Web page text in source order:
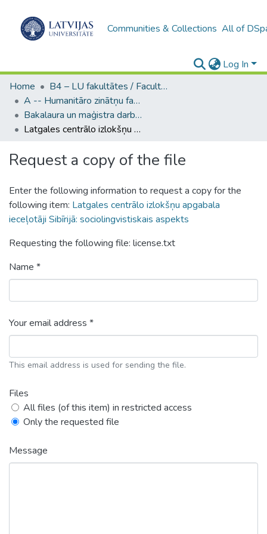
Communities & Collections All of
Log In
Home
B4 – LU fakultātes / Faculties of the UL
A -- Humanitāro zinātņu fakultāte / Faculty of Humanities
Bakalaura un maģistra darbi (HZF) / Bachelor's and Master's theses
Latgales centrālo izlokšņu apgabala ieceļotāji Sibīrijā: sociolingvistiskais aspekts
Request a copy of the file
Enter the following information to request a copy for the
following item: Latgales centrālo izlokšņu apgabala
ieceļotāji Sibīrijā: sociolingvistiskais aspekts
Requesting the following file: license.txt
Name *
Your email address *
This email address is used for sending the file.
Files
All files (of this item) in restricted access
Only the requested file
Message